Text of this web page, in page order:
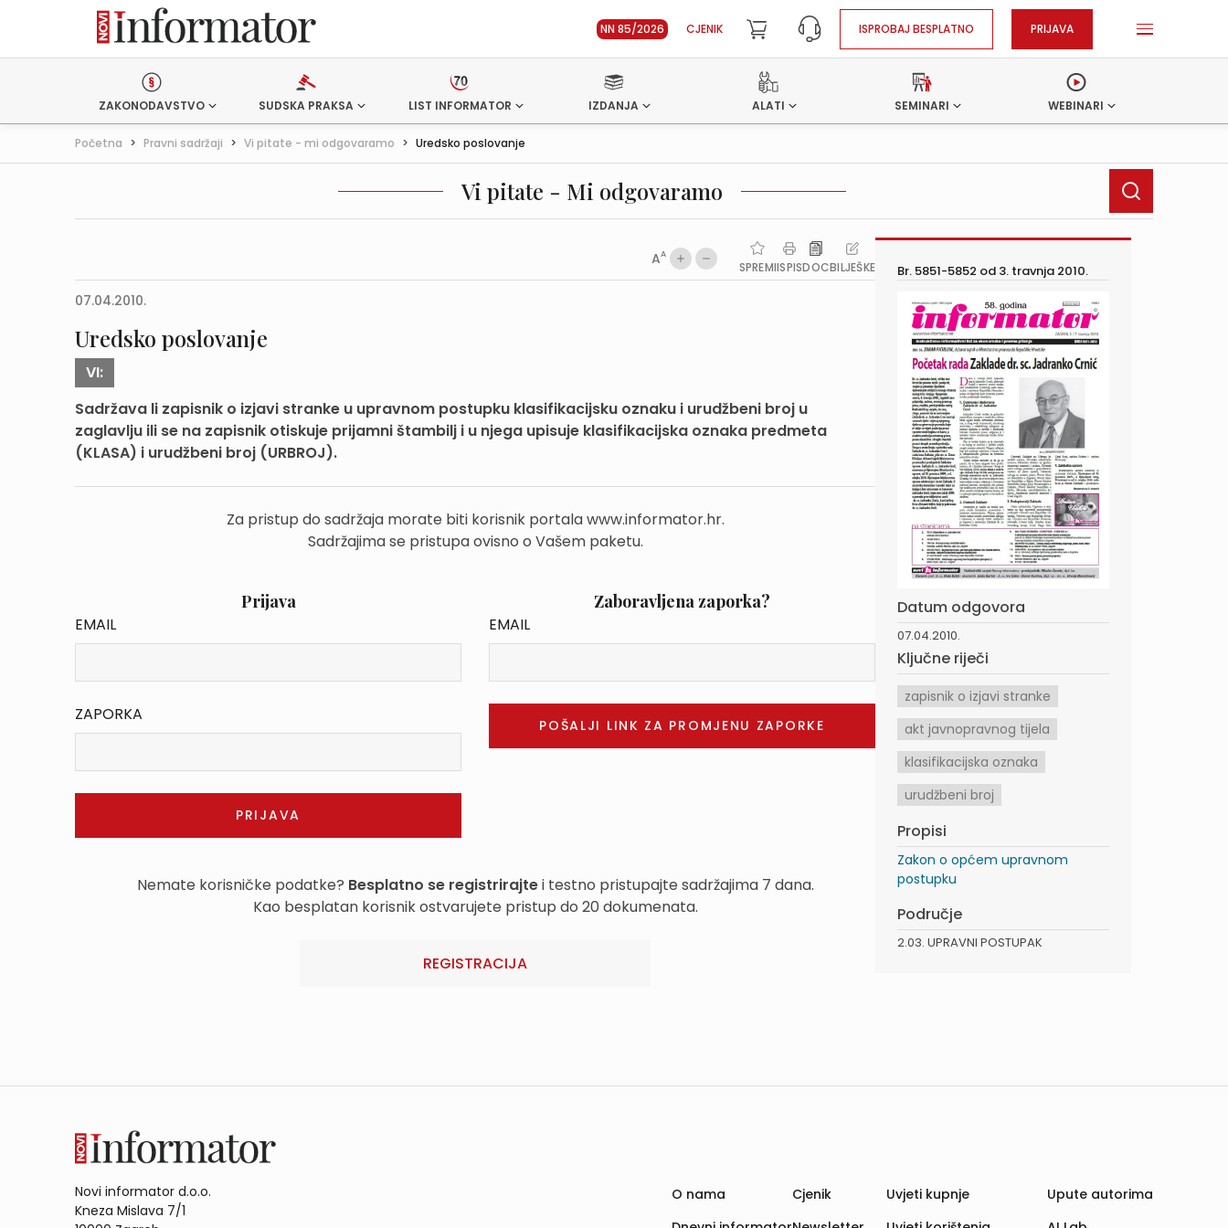
NN 85/2026 CJENIK ISPROBAJ BESPLATNO PRIJAVA
ZAKONODAVSTVO SUDSKA PRAKSA LIST INFORMATOR IZDANJA ALATI SEMINARI WEBINARI
Početna > Pravni sadržaji > Vi pitate - mi odgovaramo > Uredsko poslovanje
Vi pitate - Mi odgovaramo
AA
SPREMIISPISDOCBILJEŠKE
07.04.2010.
Uredsko poslovanje
VI:
Sadržava li zapisnik o izjavi stranke u upravnom postupku klasifikacijsku oznaku i urudžbeni broj u
zaglavlju ili se na zapisnik otiskuje prijamni štambilj i u njega upisuje klasifikacijska oznaka predmeta
(KLASA) i urudžbeni broj (URBROJ).
Za pristup do sadržaja morate biti korisnik portala www.informator.hr.
Sadržajima se pristupa ovisno o Vašem paketu.
Prijava
EMAIL
ZAPORKA
Zaboravljena zaporka?
EMAIL
Nemate korisničke podatke? Besplatno se registrirajtei testno pristupajte sadržajima 7 dana.
Kao besplatan korisnik ostvarujete pristup do 20 dokumenata.
REGISTRACIJA
Br. 5851-5852 od 3. travnja 2010.
Datum odgovora
07.04.2010.
Ključne riječi
zapisnik o izjavi stranke
akt javnopravnog tijela
klasifikacijska oznaka
urudžbeni broj
Propisi
Zakon o općem upravnom
postupku
Područje
2.03. UPRAVNI POSTUPAK
Novi informator d.o.o.
Kneza Mislava 7/1
O nama
Cjenik
Uvjeti kupnje
Upute autorima